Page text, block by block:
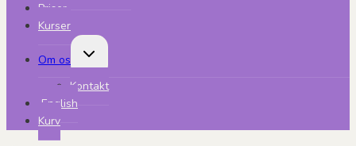
Priser
Kurser
Om os
Skift
undermenu
Kontakt
English
Kurv